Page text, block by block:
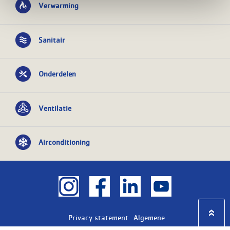
Verwarming
Sanitair
Onderdelen
Ventilatie
Airconditioning
Privacy statement
Algemene